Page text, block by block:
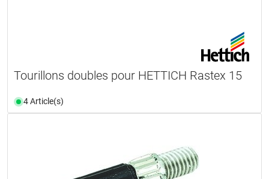
Tourillons doubles pour HETTICH Rastex 15
4 Article(s)